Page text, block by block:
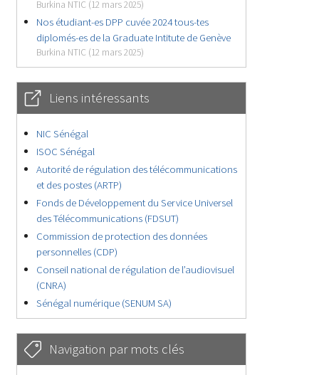
Burkina NTIC (12 mars 2025)
Nos étudiant-es DPP cuvée 2024 tous-tes
diplomés-es de la Graduate Intitute de Genève
Burkina NTIC (12 mars 2025)
Liens intéressants
NIC Sénégal
ISOC Sénégal
Autorité de régulation des télécommunications
et des postes (ARTP)
Fonds de Développement du Service Universel
des Télécommunications (FDSUT)
Commission de protection des données
personnelles (CDP)
Conseil national de régulation de l’audiovisuel
(CNRA)
Sénégal numérique (SENUM SA)
Navigation par mots clés